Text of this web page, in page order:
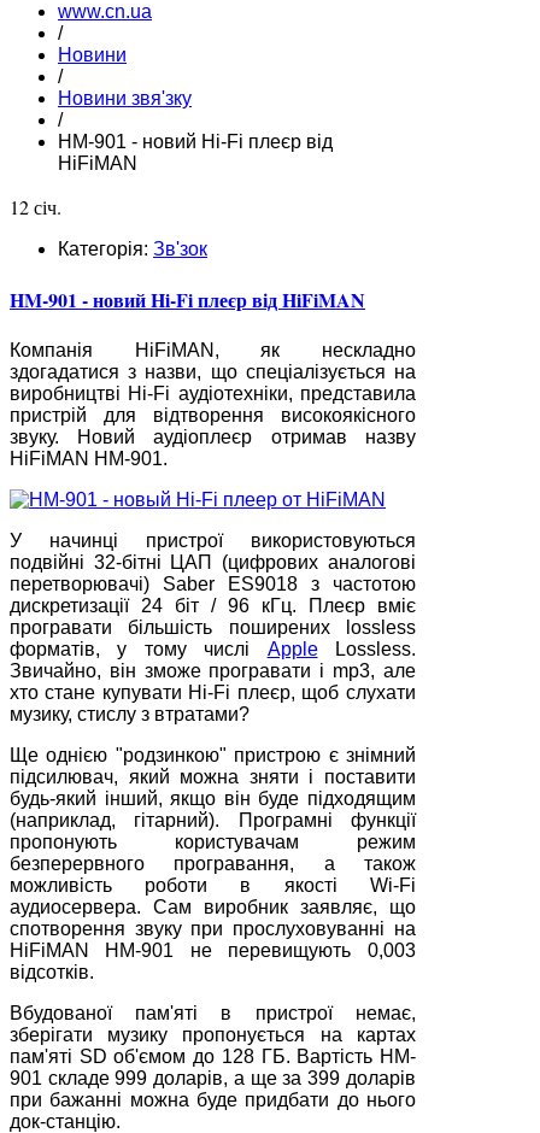
www.cn.ua
/
Новини
/
Новини звя'зку
/
HM-901 - новий Hi-Fi плеєр від
HiFiMAN
12 січ.
Категорія: Зв'зок
HM-901 - новий Hi-Fi плеєр від HiFiMAN
Компанія HiFiMAN, як нескладно
здогадатися з назви, що спеціалізується на
виробництві Hi-Fi аудіотехніки, представила
пристрій для відтворення високоякісного
звуку. Новий аудіоплеєр отримав назву
HiFiMAN HM-901.
У начинці пристрої використовуються
подвійні 32-бітні ЦАП (цифрових аналогові
перетворювачі) Saber ES9018 з частотою
дискретизації 24 біт / 96 кГц. Плеєр вміє
програвати більшість поширених lossless
форматів, у тому числі AppleLossless.
Звичайно, він зможе програвати і mp3, але
хто стане купувати Hi-Fi плеєр, щоб слухати
музику, стислу з втратами?
Ще однією "родзинкою" пристрою є знімний
підсилювач, який можна зняти і поставити
будь-який інший, якщо він буде підходящим
(наприклад, гітарний). Програмні функції
пропонують користувачам режим
безперервного програвання, а також
можливість роботи в якості Wi-Fi
аудиосервера. Сам виробник заявляє, що
спотворення звуку при прослуховуванні на
HiFiMAN HM-901 не перевищують 0,003
відсотків.
Вбудованої пам'яті в пристрої немає,
зберігати музику пропонується на картах
пам'яті SD об'ємом до 128 ГБ. Вартість HM-
901 складе 999 доларів, а ще за 399 доларів
при бажанні можна буде придбати до нього
док-станцію.